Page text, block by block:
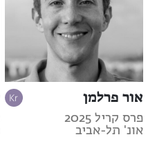
אור פרלמן
פרס קריל 2025
אונ' תל-אביב